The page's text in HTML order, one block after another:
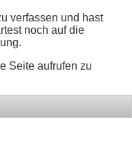
verfassen und hast
noch auf die
Seite aufrufen zu